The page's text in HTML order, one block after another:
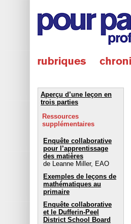
Aperçu d’une leçon en
trois parties
Ressources
supplémentaires
Enquête collaborative
pour l’apprentissage
des matières
de Leanne Miller, EAO
Exemples de leçons de
mathématiques au
primaire
Enquête collaborative
et le Dufferin-Peel
District School Board